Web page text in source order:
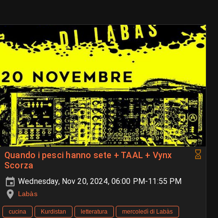
Quando i pesci hanno sete + TAAL + Vynx
Scorza
Wednesday, Nov 20, 2024, 06:00 PM-11:55 PM
Labàs
cucina Kurdistan letteratura mercoledì di Labàs